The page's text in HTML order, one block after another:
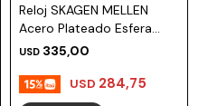
Reloj SKAGEN MELLEN
Acero Plateado Esfera
28mm
USD 335,00
USD 284,75